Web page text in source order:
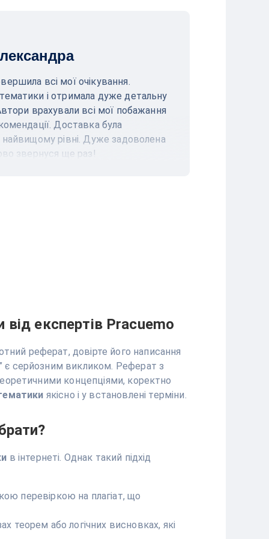
всі мої очікування.
і отримала дуже детальну
врахували всі мої побажання
Доставка була
рівні. Дуже задоволена
звернуся ще раз!
експертів Pracuemo
реферат, довірте його написання
є серйозним викликом. Реферат з
концепціями, коректно
якісно і у встановлені терміни.
в інтернеті. Однак такий підхід
перевіркою на плагіат, що
теорем або логічних висновках, які